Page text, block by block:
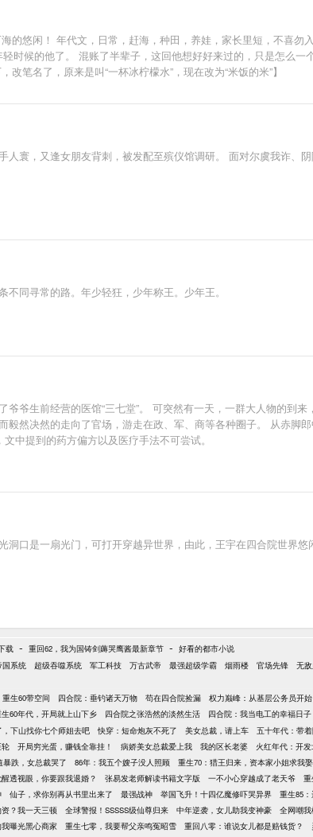
的悠闲！ 年代文，日常，赶海，种田，养娃，家长里短，不喜
时候的他了。 混账了半辈子，这回他想好好来过的，只是怎么
笔名了，原来是叫“一杯冰柠檬水”，现在改为“米饭的米”】
寰，又逢女朋友背刺，被发配至殡仪馆调研。 面对尔虞我诈、
同寻常的路。年少轻狂，少年称王。少年王。
爷生前经营的医馆“三七堂”。 可突然有一天，一群大人物的到
然决然的走向了官场，游走在政、军、商等各种圈子。 从赤脚
中提到的药方偏方以及医疗手法不可尝试。
口是一扇光门，可打开穿越异世界，由此，王宇在四合院世界悠
载 - 重回62，我为国铸剑薅哭鹰酱最新章节 - 好看的都市小说
国系统 超级吞噬系统 军工科技 万古武帝 最强超级学霸 烟雨楼 官场先锋 无
重生60带空间 四合院：垂钓诸天万物 苟在四合院捡漏 权力巅峰：从基层公务员开始
60年代，开局就上山下乡 四合院之张浩然的淡然生活 四合院：我当电工的幸福日子
下山找你七个师姐去吧 快穿：短命炮灰不死了 美女总裁，请上车 五十年代：带
轮 开局穷光蛋，赚钱全靠挂！ 病娇美女总裁爱上我 我的区长老婆 火红年代：开
跌，女总裁哭了 86年：我五个嫂子没人照顾 重生70：猎王归来，资本家小姐求我娶
透视眼，你要跟我退婚？ 张易发老师解读书籍文字版 一不小心穿越成了老天爷
仙子，求你别再从书里出来了 最强战神 举国飞升！十四亿魔修吓哭异界 重生85
？我一天三顿 全球警报！SSSSS级仙尊归来 中年逆袭，女儿助我变神豪 全网嘲
曝光黑心商家 重生七零，我要帮父亲鸣冤昭雪 重回八零：谁说女儿都是赔钱货？